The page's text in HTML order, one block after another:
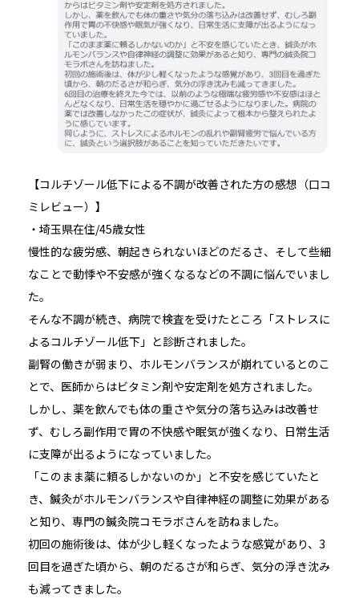
【コルチゾール低下による不調が改善された方の感想（口コ
ミレビュー）】
・埼玉県在住/45歳女性
慢性的な疲労感、朝起きられないほどのだるさ、そして些細
なことで動悸や不安感が強くなるなどの不調に悩んでいまし
た。
そんな不調が続き、病院で検査を受けたところ「ストレスに
よるコルチゾール低下」と診断されました。
副腎の働きが弱まり、ホルモンバランスが崩れているとのこ
とで、医師からはビタミン剤や安定剤を処方されました。
しかし、薬を飲んでも体の重さや気分の落ち込みは改善せ
ず、むしろ副作用で胃の不快感や眠気が強くなり、日常生活
に支障が出るようになっていました。
「このまま薬に頼るしかないのか」と不安を感じていたと
き、鍼灸がホルモンバランスや自律神経の調整に効果がある
と知り、専門の鍼灸院コモラボさんを訪ねました。
初回の施術後は、体が少し軽くなったような感覚があり、3
回目を過ぎた頃から、朝のだるさが和らぎ、気分の浮き沈み
も減ってきました。